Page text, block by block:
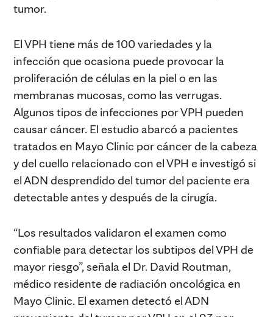
tumor.
El VPH tiene más de 100 variedades y la
infección que ocasiona puede provocar la
proliferación de células en la piel o en las
membranas mucosas, como las verrugas.
Algunos tipos de infecciones por VPH pueden
causar cáncer. El estudio abarcó a pacientes
tratados en Mayo Clinic por cáncer de la cabeza
y del cuello relacionado con el VPH e investigó si
el ADN desprendido del tumor del paciente era
detectable antes y después de la cirugía.
“Los resultados validaron el examen como
confiable para detectar los subtipos del VPH de
mayor riesgo”, señala el Dr. David Routman,
médico residente de radiación oncológica en
Mayo Clinic. El examen detectó el ADN